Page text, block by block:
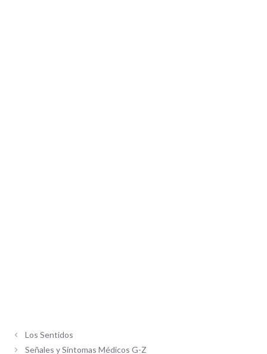
Los Sentidos
Señales y Síntomas Médicos G-Z